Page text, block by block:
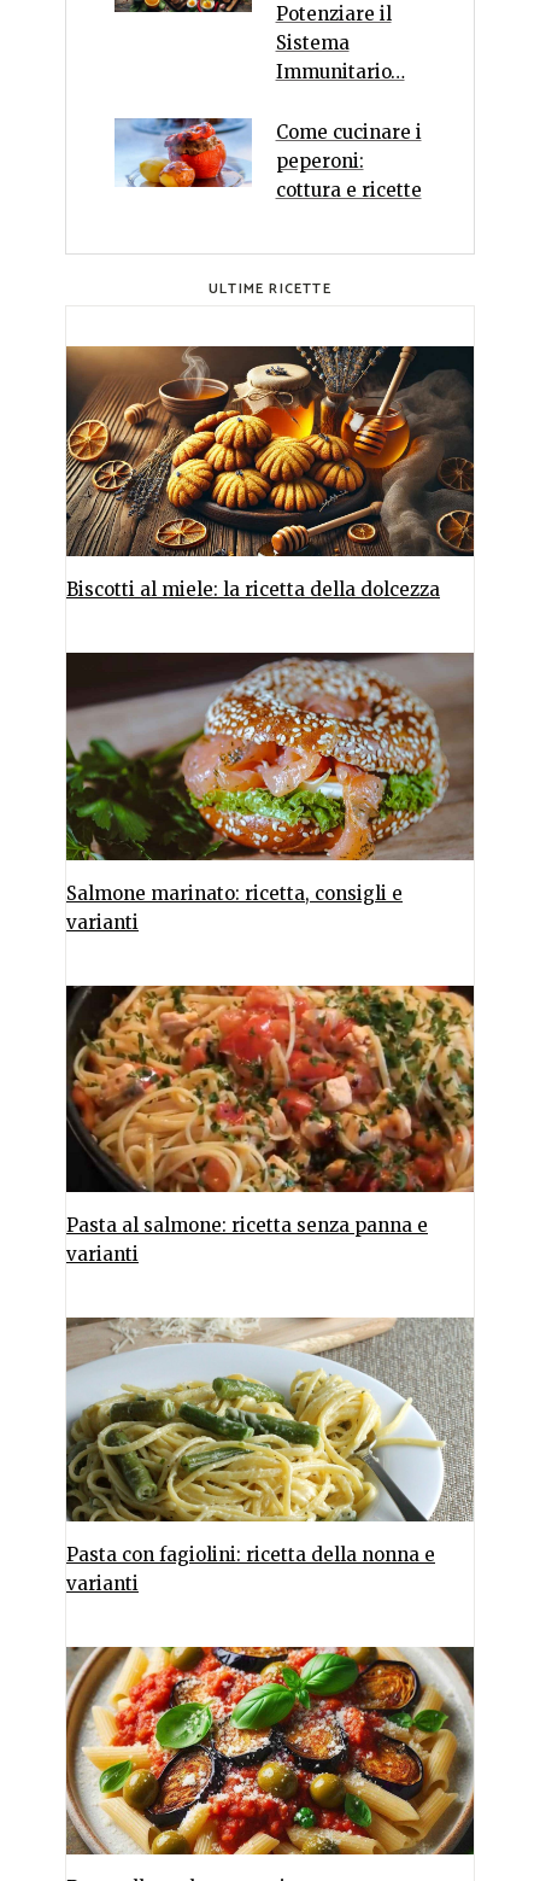
Potenziare il
Sistema
Immunitario…
Come cucinare i
peperoni:
cottura e ricette
ULTIME RICETTE
Biscotti al miele: la ricetta della dolcezza
Salmone marinato: ricetta, consigli e
varianti
Pasta al salmone: ricetta senza panna e
varianti
Pasta con fagiolini: ricetta della nonna e
varianti